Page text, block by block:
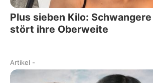
Plus sieben Kilo:
stört ihre Oberweite
Artikel -